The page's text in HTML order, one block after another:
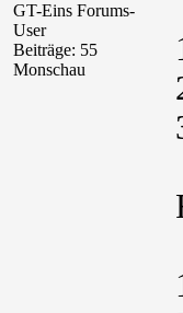
GT-Eins Forums-
User
Beiträge: 55
Monschau